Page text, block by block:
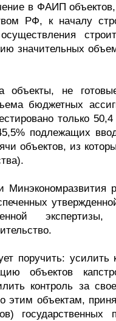
в ФАИП объектов,
РФ, к началу
значительных
объекты, не
бюджетных
только
подлежащих
объектов, из
поручить: усилить
объектов
контроль за
этим объектам,
государственных